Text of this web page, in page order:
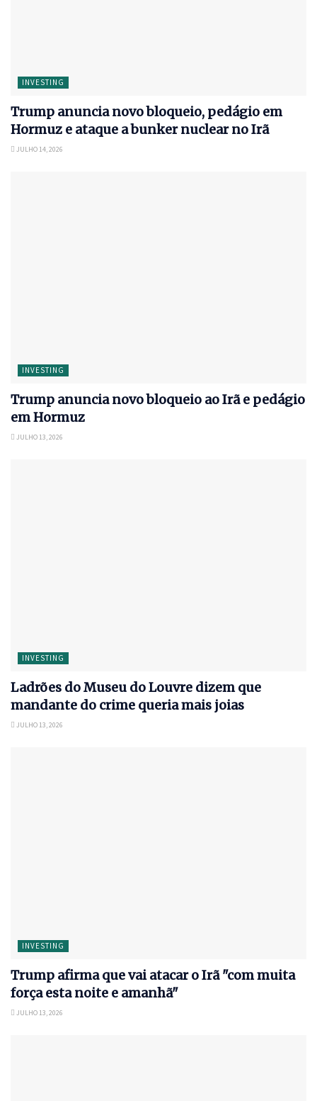
INVESTING
Trump anuncia novo bloqueio, pedágio em
Hormuz e ataque a bunker nuclear no Irã
JULHO 14, 2026
INVESTING
Trump anuncia novo bloqueio ao Irã e pedágio
em Hormuz
JULHO 13, 2026
INVESTING
Ladrões do Museu do Louvre dizem que
mandante do crime queria mais joias
JULHO 13, 2026
INVESTING
Trump afirma que vai atacar o Irã "com muita
força esta noite e amanhã"
JULHO 13, 2026